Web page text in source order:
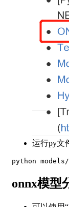
运行py文
python models/
onnx模型